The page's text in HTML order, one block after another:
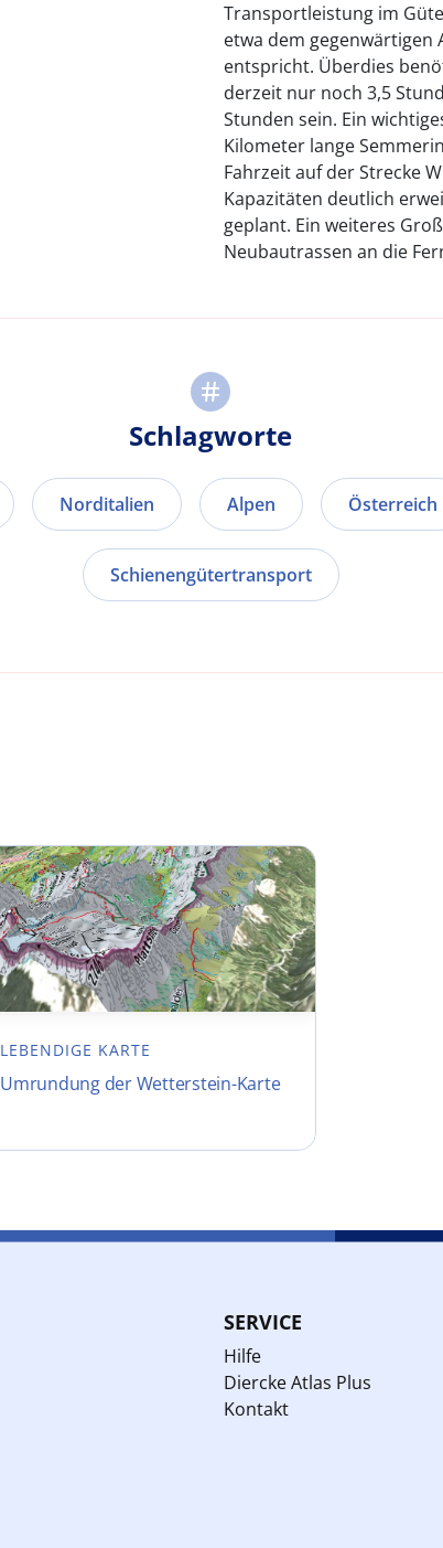
Transportleistung im
etwa dem gegenwärtigen
entspricht. Überdies
derzeit nur noch 3,5
Stunden sein. Ein
Kilometer lange
Fahrzeit auf der Strecke
Kapazitäten deutlich
geplant. Ein weiteres
Neubautrassen an die
Schlagworte
Norditalien Alpen Österreich
Schienengütertransport
LEBENDIGE KARTE
Umrundung der Wetterstein-Karte
SERVICE
Hilfe
Diercke Atlas Plus
Kontakt